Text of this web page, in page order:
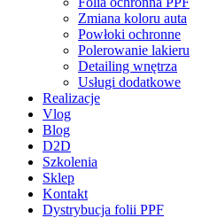
Zmiana koloru auta
Powłoki ochronne
Polerowanie lakieru
Detailing wnętrza
Usługi dodatkowe
Realizacje
Vlog
Blog
D2D
Szkolenia
Sklep
Kontakt
Dystrybucja folii PPF